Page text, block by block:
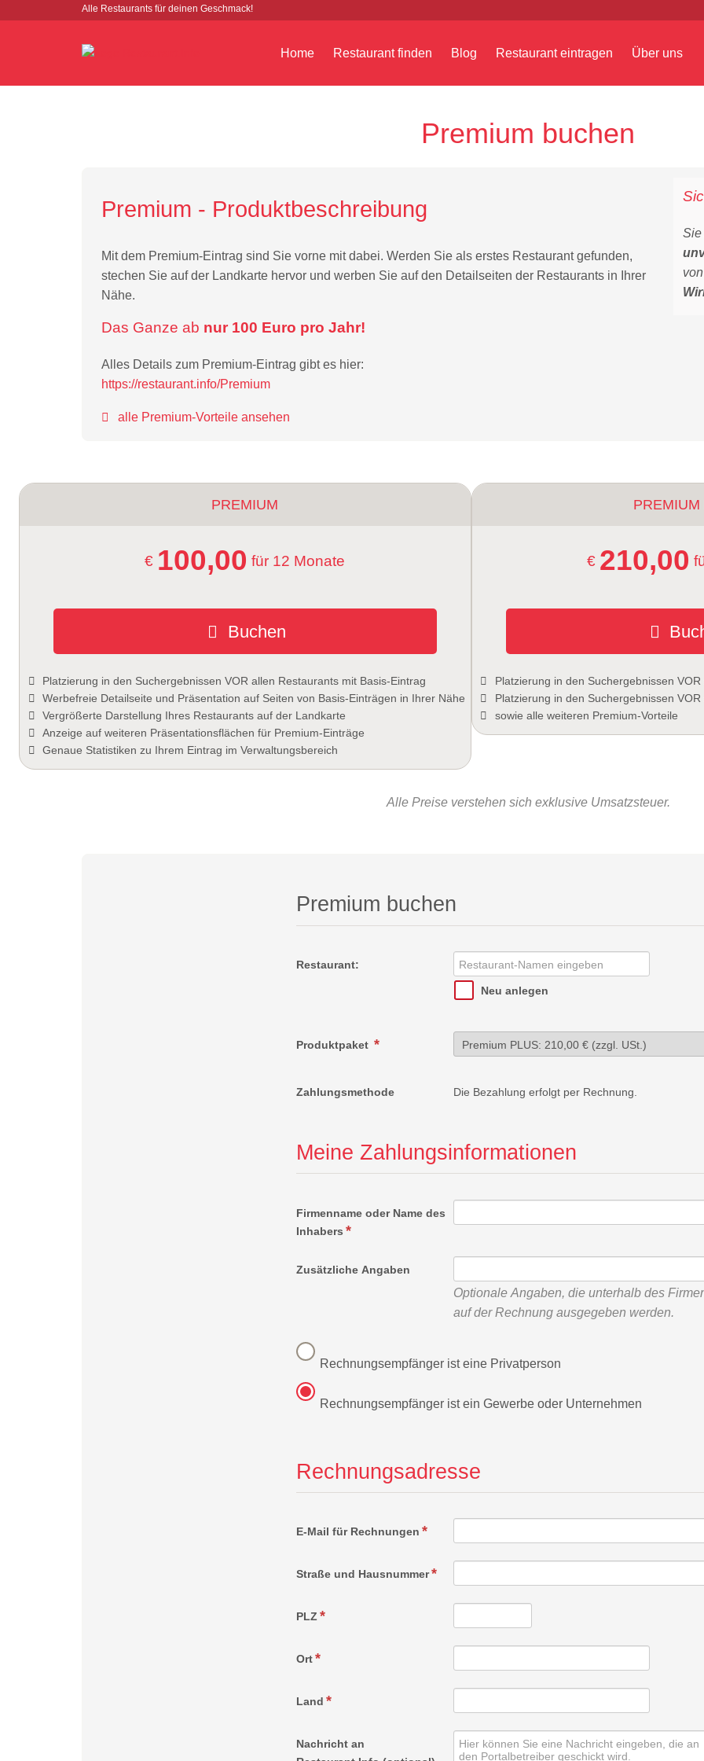
Alle Restaurants für deinen Geschmack!
Home Restaurant finden Blog Restaurant eintragen Über uns
Premium buchen
Premium - Produktbeschreibung
Mit dem Premium-Eintrag sind Sie vorne mit dabei. Werden Sie als erstes Restaurant gefunden,
stechen Sie auf der Landkarte hervor und werben Sie auf den Detailseiten der Restaurants in Ihrer
Nähe.
Das Ganze ab nur 100 Euro pro Jahr!
Alles Details zum Premium-Eintrag gibt es hier:
https://restaurant.info/Premium
alle Premium-Vorteile ansehen
Sie
PREMIUM
€ 100,00 für 12 Monate
Buchen
Platzierung in den Suchergebnissen VOR allen Restaurants mit Basis-Eintrag
Werbefreie Detailseite und Präsentation auf Seiten von Basis-Einträgen in Ihrer Nähe
Vergrößerte Darstellung Ihres Restaurants auf der Landkarte
Anzeige auf weiteren Präsentationsflächen für Premium-Einträge
Genaue Statistiken zu Ihrem Eintrag im Verwaltungsbereich
PREMIUM
€ 210,00
Platzierung in den Suchergebnissen
Platzierung in den Suchergebnissen
sowie alle weiteren Premium-Vorteile
Alle Preise verstehen sich exklusive Umsatzsteuer.
Premium buchen
Restaurant:
Neu anlegen
Produktpaket
Zahlungsmethode Die Bezahlung erfolgt per Rechnung.
Meine Zahlungsinformationen
Firmenname oder Name des
Inhabers
Zusätzliche Angaben
Optionale Angaben, die unterhalb des
auf der Rechnung ausgegeben werden.
Rechnungsempfänger ist eine Privatperson
Rechnungsempfänger ist ein Gewerbe oder Unternehmen
Rechnungsadresse
E-Mail für Rechnungen
Straße und Hausnummer
PLZ
Ort
Land
Nachricht an